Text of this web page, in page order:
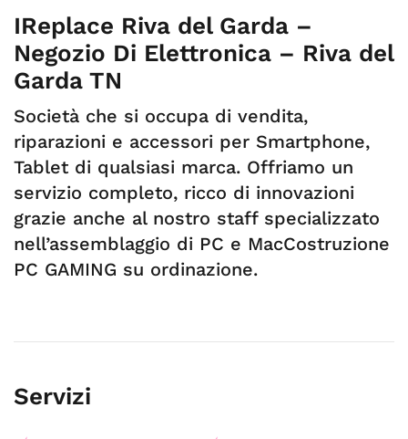
IReplace Riva del Garda –
Negozio Di Elettronica – Riva del
Garda TN
Società che si occupa di vendita,
riparazioni e accessori per Smartphone,
Tablet di qualsiasi marca. Offriamo un
servizio completo, ricco di innovazioni
grazie anche al nostro staff specializzato
nell’assemblaggio di PC e MacCostruzione
PC GAMING su ordinazione.
Servizi